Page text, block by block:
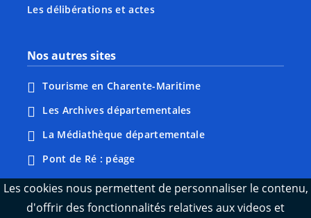
Les délibérations et actes
Nos autres sites
Tourisme en Charente-Maritime
Les Archives départementales
La Médiathèque départementale
Pont de Ré : péage
Webcams : Ré info trafic
Webcams : Oléron info trafic
Les cookies nous permettent de personnaliser le contenu,
d'offrir des fonctionnalités relatives aux videos et